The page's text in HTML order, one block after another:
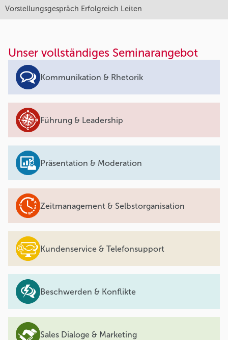
Vorstellungsgespräch Erfolgreich Leiten
Unser vollständiges Seminarangebot
Kommunikation & Rhetorik
Führung & Leadership
Präsentation & Moderation
Zeitmanagement & Selbstorganisation
Kundenservice & Telefonsupport
Beschwerden & Konflikte
Sales Dialoge & Marketing